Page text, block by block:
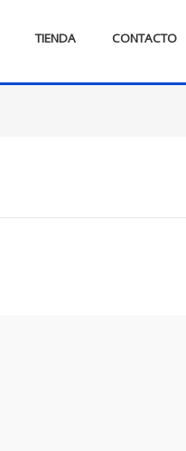
TIENDA CONTACTO